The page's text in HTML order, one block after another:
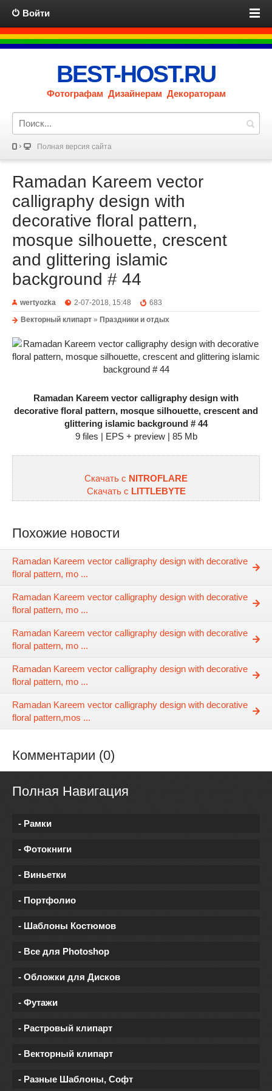
Войти
BEST-HOST.RU
Фотографам Дизайнерам Декораторам
Полная версия сайта
Ramadan Kareem vector
calligraphy design with
decorative floral pattern,
mosque silhouette, crescent
and glittering islamic
background # 44
wertyozka 2-07-2018, 15:48
683
Векторный клипарт » Праздники и отдых
Ramadan Kareem vector calligraphy design with
decorative floral pattern, mosque silhouette, crescent and
glittering islamic background # 44
9 files | EPS + preview | 85 Mb
Скачать с NITROFLARE
Скачать с LITTLEBYTE
Похожие новости
Ramadan Kareem vector calligraphy design with decorative
floral pattern, mo ...
Ramadan Kareem vector calligraphy design with decorative
floral pattern, mo ...
Ramadan Kareem vector calligraphy design with decorative
floral pattern, mo ...
Ramadan Kareem vector calligraphy design with decorative
floral pattern, mo ...
Ramadan Kareem vector calligraphy design with decorative
floral pattern,mos ...
Комментарии (0)
Полная Навигация
- Рамки
- Фотокниги
- Виньетки
- Портфолио
- Шаблоны Костюмов
- Все для Photoshop
- Обложки для Дисков
- Футажи
- Растровый клипарт
- Векторный клипарт
- Разные Шаблоны, Софт